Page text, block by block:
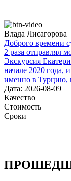
Влада Лисагорова
Доброго времени
2 раза отправлял
Экскурсия
начале 2020 года,
именно в Турцию,
Дата: 2026-08-09
Качество
Стоимость
Сроки